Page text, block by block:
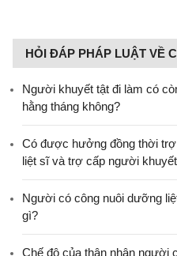
HỎI ĐÁP PHÁP LUẬT VỀ
Người khuyết tật đi làm có
hằng tháng không?
​Có được hưởng đồng thời trợ
liệt sĩ và trợ cấp người
Người có công nuôi dưỡng
gì?
Chế độ của thân nhân người